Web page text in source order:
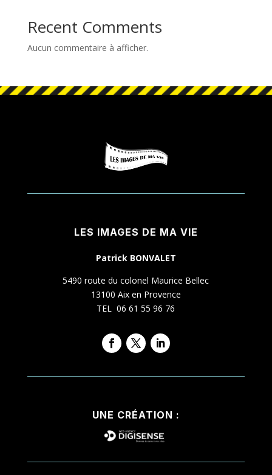
Recent Comments
Aucun commentaire à afficher.
LES IMAGES DE MA VIE
Patrick BONVALET
5490 route du colonel Maurice Bellec
13100 Aix en Provence
TEL 06 61 55 96 76
UNE CRÉATION :